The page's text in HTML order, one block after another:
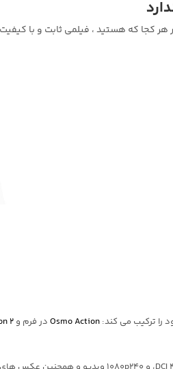
هر کجا که هستید ، فیلمی ثابت و با کیفیت
Osmo Action در فرم و2